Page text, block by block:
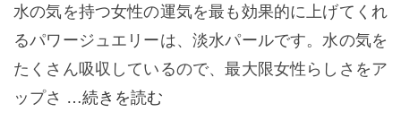
水の気を持つ女性の運気を最も効果的に上げてくれ
るパワージュエリーは、淡水パールです。水の気を
たくさん吸収しているので、最大限女性らしさをア
ップさ …続きを読む